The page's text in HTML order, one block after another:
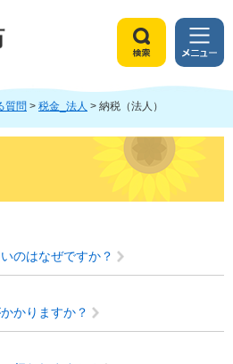
索
メ
ニ
ュ
質問 > 税金_法人 > 納税（法人）
のはなぜですか？
かりますか？